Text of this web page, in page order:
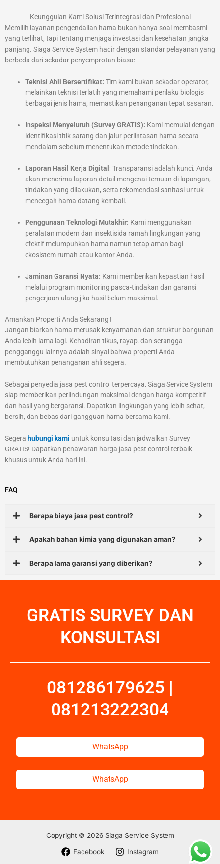
Keunggulan Kami Solusi Terintegrasi dan Profesional
Memilih layanan pengendalian hama bukan hanya soal membasmi
yang terlihat, tapi tentang menjaga investasi dan kesehatan jangka
panjang. Siaga Service System hadir dengan standar pelayanan yang
berbeda dari sekadar penyemprotan biasa:
Teknisi Ahli Bersertifikat: Tim kami bukan sekadar operator,
melainkan teknisi terlatih yang memahami perilaku biologis
berbagai jenis hama, memastikan penanganan tepat sasaran.
Inspeksi Menyeluruh (Survey GRATIS): Kami memulai dengan
identifikasi titik sarang dan jalur perlintasan hama secara
mendalam sebelum menentukan metode tindakan.
Laporan Hasil Kerja Digital: Transparansi adalah kunci. Anda
akan menerima laporan detail mengenai temuan di lapangan,
tindakan yang dilakukan, serta rekomendasi sanitasi untuk
mencegah hama datang kembali.
Penggunaan Teknologi Mutakhir: Kami menggunakan
peralatan modern dan insektisida ramah lingkungan yang
efektif melumpuhkan hama namun tetap aman bagi
ekosistem rumah atau kantor Anda.
Jaminan Garansi Nyata: Kami memberikan kepastian hasil
melalui program monitoring pasca-tindakan dan garansi
pengerjaan ulang jika hasil belum maksimal.
Amankan Properti Anda Sekarang !
Jangan biarkan hama merusak kenyamanan dan struktur bangunan
Anda lebih lama lagi. Kehadiran tikus, rayap, dan serangga
pengganggu lainnya adalah sinyal bahwa properti Anda
membutuhkan penanganan ahli segera.
Sebagai penyedia jasa pest control terpercaya, Siaga Service System
siap memberikan perlindungan maksimal dengan harga kompetitif
dan hasil yang bergaransi. Dapatkan lingkungan yang lebih sehat,
bersih, dan bebas dari gangguan hama bersama kami.
Segera hubungi kami untuk konsultasi dan jadwalkan Survey
GRATIS! Dapatkan penawaran harga jasa pest control terbaik
khusus untuk Anda hari ini.
FAQ
Berapa biaya jasa pest control?
Apakah bahan kimia yang digunakan aman?
Berapa lama garansi yang diberikan?
GRATIS SURVEY DAN
KONSULTASI
081286179625 |
081213222304
WhatsApp
WhatsApp
Copyright © 2026 Siaga Service System
Facebook Instagram